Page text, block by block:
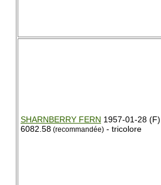
SHARNBERRY FERN 1957-01-28
6082.58 (recommandée) - tricolore